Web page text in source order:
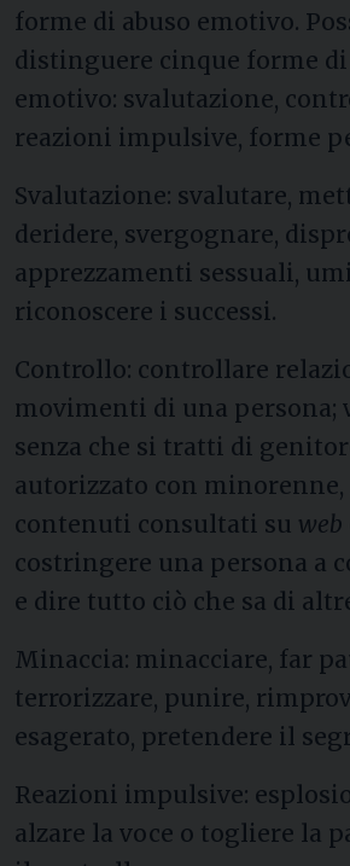
forme di abuso emotivo.
distinguere cinque forme di
emotivo: svalutazione,
reazioni impulsive, forme
Svalutazione: svalutare,
deridere, svergognare,
apprezzamenti sessuali,
riconoscere i successi.
Controllo: controllare
movimenti di una persona;
senza che si tratti di
autorizzato con
contenuti consultati su web
costringere una persona a
e dire tutto ciò che sa di
Minaccia: minacciare, far
terrorizzare, punire,
esagerato, pretendere il
Reazioni impulsive:
alzare la voce o togliere la